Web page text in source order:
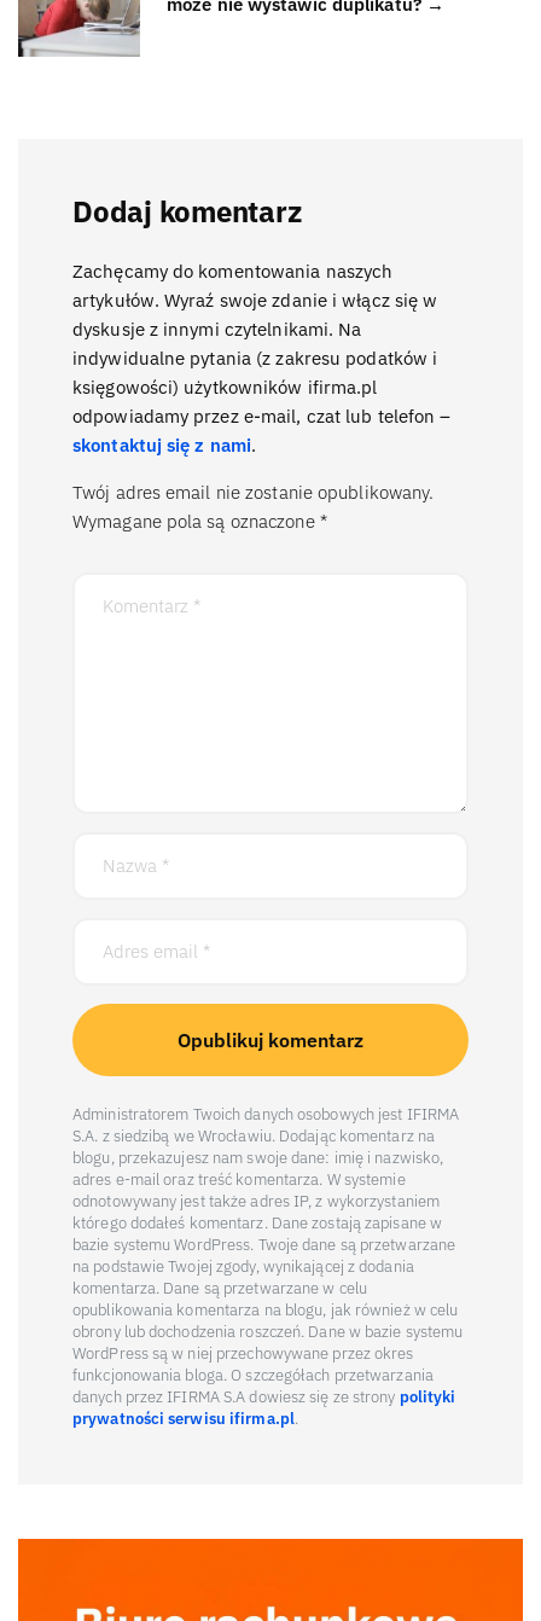
Dodaj komentarz
Zachęcamy do komentowania naszych
artykułów. Wyraź swoje zdanie i włącz się w
dyskusje z innymi czytelnikami. Na
indywidualne pytania (z zakresu podatków i
księgowości) użytkowników ifirma.pl
odpowiadamy przez e-mail, czat lub telefon –
skontaktuj się z nami.
Twój adres email nie zostanie opublikowany.
Wymagane pola są oznaczone *
Administratorem Twoich danych osobowych jest IFIRMA
S.A. z siedzibą we Wrocławiu. Dodając komentarz na
blogu, przekazujesz nam swoje dane: imię i nazwisko,
adres e-mail oraz treść komentarza. W systemie
odnotowywany jest także adres IP, z wykorzystaniem
którego dodałeś komentarz. Dane zostają zapisane w
bazie systemu WordPress. Twoje dane są przetwarzane
na podstawie Twojej zgody, wynikającej z dodania
komentarza. Dane są przetwarzane w celu
opublikowania komentarza na blogu, jak również w celu
obrony lub dochodzenia roszczeń. Dane w bazie systemu
WordPress są w niej przechowywane przez okres
funkcjonowania bloga. O szczegółach przetwarzania
danych przez IFIRMA S.A dowiesz się ze strony polityki
prywatności serwisu ifirma.pl.